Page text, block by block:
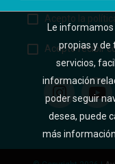
Acepto la
Acepto recibir
Le
propias y de
servicios,
información
poder seguir
desea, puede
más información